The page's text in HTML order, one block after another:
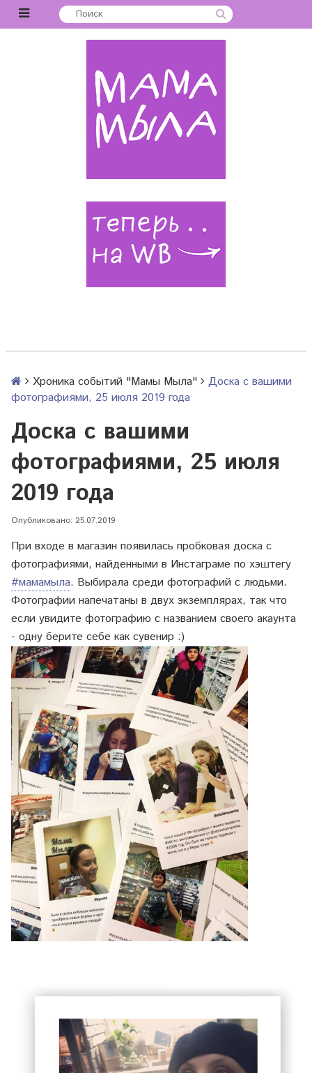
Хроника событий "Мамы Мыла"
Доска с вашими
фотографиями, 25 июля 2019 года
Доска с вашими
фотографиями, 25 июля
2019 года
Опубликовано: 25.07.2019
При входе в магазин появилась пробковая доска с
фотографиями, найденными в Инстаграме по хэштегу
#мамамыла. Выбирала среди фотографий с людьми.
Фотографии напечатаны в двух экземплярах, так что
если увидите фотографию с названием своего акаунта
- одну берите себе как сувенир :)